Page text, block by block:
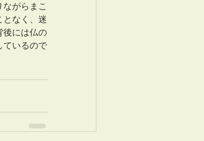
がらまこ
なく、迷
後には仏の
ているので